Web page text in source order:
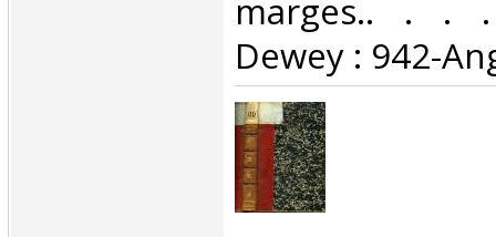
marges.. . . .
Dewey : 942-